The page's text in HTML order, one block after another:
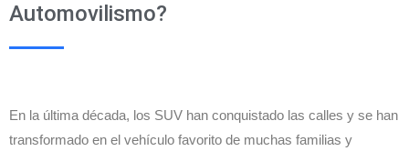
Automovilismo?
En la última década, los SUV han conquistado las calles y se han
transformado en el vehículo favorito de muchas familias y